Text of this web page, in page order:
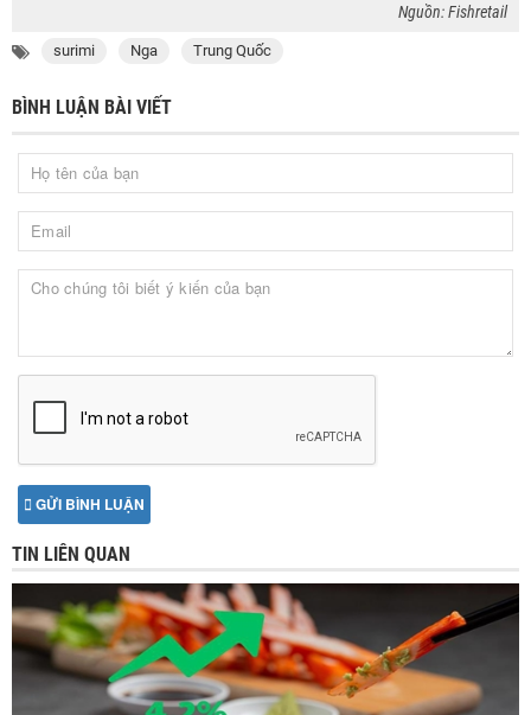
Nguồn: Fishretail
surimi Nga Trung Quốc
BÌNH LUẬN BÀI VIẾT
GỬI BÌNH LUẬN
TIN LIÊN QUAN